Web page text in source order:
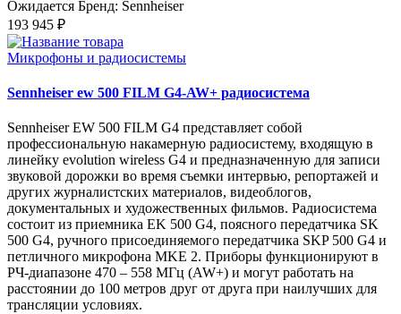
Ожидается Бренд: Sennheiser
193 945 ₽
Микрофоны и радиосистемы
Sennheiser ew 500 FILM G4-AW+ радиосистема
Sennheiser EW 500 FILM G4 представляет собой
профессиональную накамерную радиосистему, входящую в
линейку evolution wireless G4 и предназначенную для записи
звуковой дорожки во время съемки интервью, репортажей и
других журналистских материалов, видеоблогов,
документальных и художественных фильмов. Радиосистема
состоит из приемника EK 500 G4, поясного передатчика SK
500 G4, ручного присоединяемого передатчика SKP 500 G4 и
петличного микрофона MKE 2. Приборы функционируют в
РЧ-диапазоне 470 – 558 МГц (AW+) и могут работать на
расстоянии до 100 метров друг от друга при наилучших для
трансляции условиях.